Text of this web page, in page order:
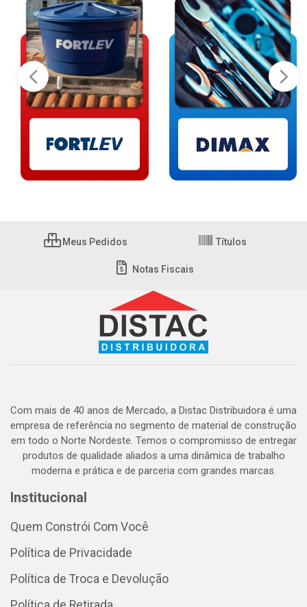
Meus Pedidos Títulos
Notas Fiscais
Com mais de 40 anos de Mercado, a Distac Distribuidora é uma
empresa de referência no segmento de material de construção
em todo o Norte Nordeste. Temos o compromisso de entregar
produtos de qualidade aliados a uma dinâmica de trabalho
moderna e prática e de parceria com grandes marcas.
Institucional
Quem Constrói Com Você
Política de Privacidade
Política de Troca e Devolução